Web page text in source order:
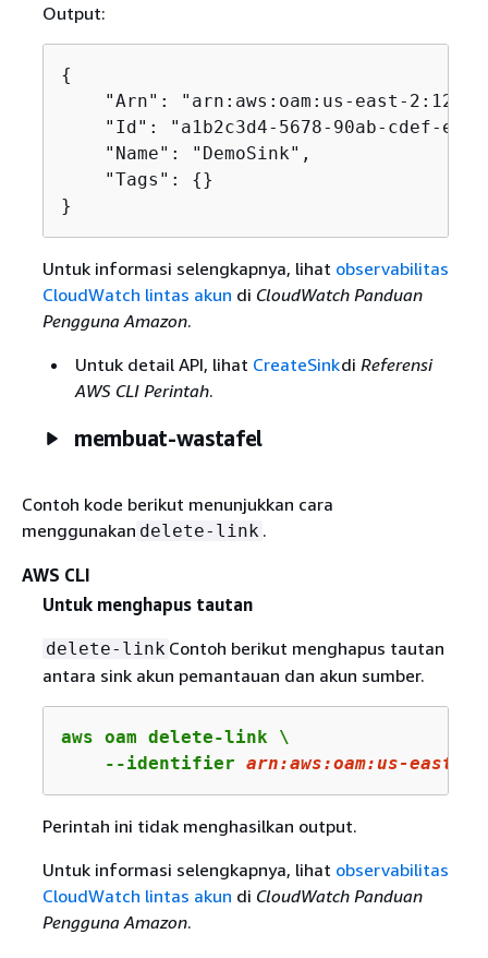
Output:
{
"Arn": "arn:aws:oam:us-east-
"Id": "a1b2c3d4-5678-90ab-cdef-
    "Name": "DemoSink",
    "Tags":
{}
}
Untuk informasi selengkapnya, lihat observabilitas
CloudWatch lintas akun di CloudWatch Panduan
Pengguna Amazon.
Untuk detail API, lihat CreateSinkdi Referensi
AWS CLI Perintah.
membuat-wastafel
Contoh kode berikut menunjukkan cara
menggunakan delete-link .
AWS CLI
Untuk menghapus tautan
delete-link Contoh berikut menghapus tautan
antara sink akun pemantauan dan akun sumber.
aws oam delete-link \
    --identifier
arn:aws:oam:us-east-
Perintah ini tidak menghasilkan output.
Untuk informasi selengkapnya, lihat observabilitas
CloudWatch lintas akun di CloudWatch Panduan
Pengguna Amazon.